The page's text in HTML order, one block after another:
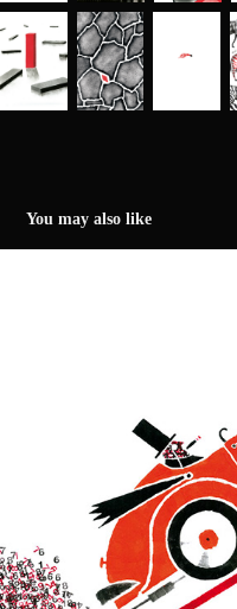
You may also like